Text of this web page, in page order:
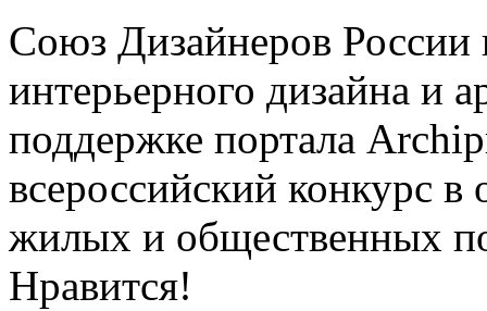
Союз Дизайнеров России
интерьерного дизайна и
поддержке портала
всероссийский конкурс в
жилых и общественных
Нравится!